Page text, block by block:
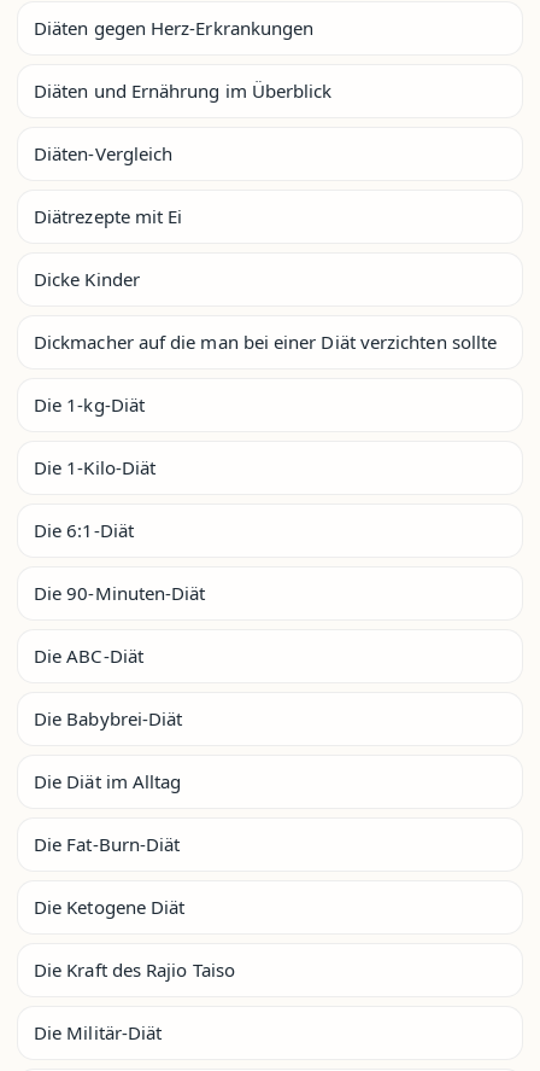
Diäten gegen Herz-Erkrankungen
Diäten und Ernährung im Überblick
Diäten-Vergleich
Diätrezepte mit Ei
Dicke Kinder
Dickmacher auf die man bei einer Diät verzichten sollte
Die 1-kg-Diät
Die 1-Kilo-Diät
Die 6:1-Diät
Die 90-Minuten-Diät
Die ABC-Diät
Die Babybrei-Diät
Die Diät im Alltag
Die Fat-Burn-Diät
Die Ketogene Diät
Die Kraft des Rajio Taiso
Die Militär-Diät